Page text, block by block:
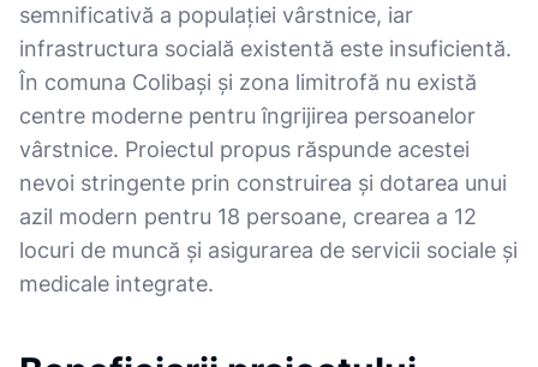
semnificativă a populației vârstnice, iar
infrastructura socială existentă este insuficientă.
În comuna Colibași și zona limitrofă nu există
centre moderne pentru îngrijirea persoanelor
vârstnice. Proiectul propus răspunde acestei
nevoi stringente prin construirea și dotarea unui
azil modern pentru 18 persoane, crearea a 12
locuri de muncă și asigurarea de servicii sociale și
medicale integrate.